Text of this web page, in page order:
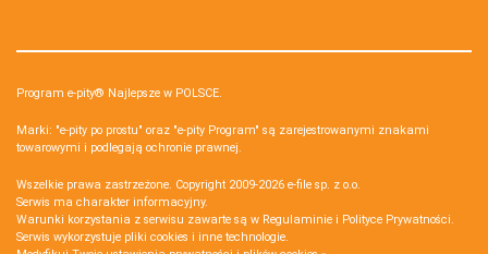
Program e-pity® Najlepsze w POLSCE.
Marki: "e-pity po prostu" oraz "e-pity Program" są zarejestrowanymi znakami
towarowymi i podlegają ochronie prawnej.
Wszelkie prawa zastrzeżone. Copyright 2009-2026 e-file sp. z o.o.
Serwis ma charakter informacyjny.
Warunki korzystania z serwisu zawarte są w Regulaminie i Polityce Prywatności.
Serwis wykorzystuje pliki cookies i inne technologie.